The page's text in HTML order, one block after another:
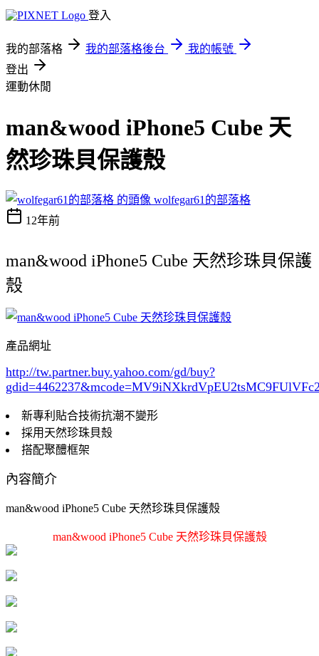
登入
我的部落格 我的部落格後台
我的帳號
登出
運動休閒
man&wood iPhone5 Cube 天
然珍珠貝保護殼
wolfegar61的部落格
12年前
man&wood iPhone5 Cube 天然珍珠貝保護
殼
產品網址
http://tw.partner.buy.yahoo.com/gd/buy?
gdid=4462237
新專利貼合技術抗潮不變形
採用天然珍珠貝殼
搭配聚醴框架
內容簡介
man&wood iPhone5 Cube 天然珍珠貝保護殼
man&wood iPhone5 Cube 天然珍珠貝保護殼